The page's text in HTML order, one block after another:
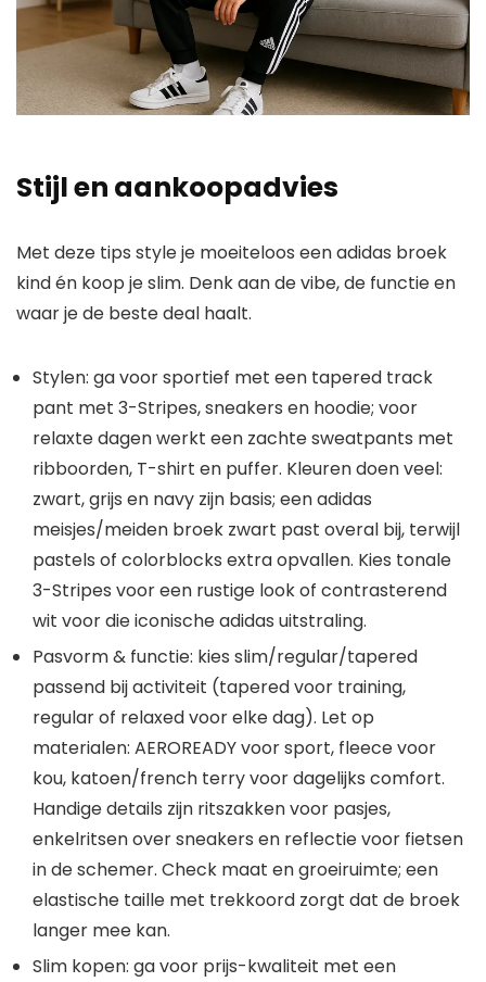
Stijl en aankoopadvies
Met deze tips style je moeiteloos een adidas broek
kind én koop je slim. Denk aan de vibe, de functie en
waar je de beste deal haalt.
Stylen: ga voor sportief met een tapered track
pant met 3-Stripes, sneakers en hoodie; voor
relaxte dagen werkt een zachte sweatpants met
ribboorden, T-shirt en puffer. Kleuren doen veel:
zwart, grijs en navy zijn basis; een adidas
meisjes/meiden broek zwart past overal bij, terwijl
pastels of colorblocks extra opvallen. Kies tonale
3-Stripes voor een rustige look of contrasterend
wit voor die iconische adidas uitstraling.
Pasvorm & functie: kies slim/regular/tapered
passend bij activiteit (tapered voor training,
regular of relaxed voor elke dag). Let op
materialen: AEROREADY voor sport, fleece voor
kou, katoen/french terry voor dagelijks comfort.
Handige details zijn ritszakken voor pasjes,
enkelritsen over sneakers en reflectie voor fietsen
in de schemer. Check maat en groeiruimte; een
elastische taille met trekkoord zorgt dat de broek
langer mee kan.
Slim kopen: ga voor prijs-kwaliteit met een